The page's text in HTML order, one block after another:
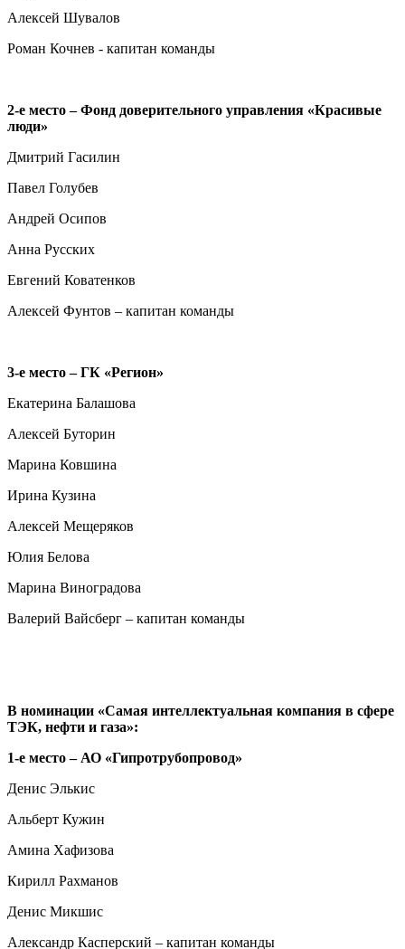
Алексей Шувалов
Роман Кочнев - капитан команды
2-е место – Фонд доверительного управления «Красивые
люди»
Дмитрий Гасилин
Павел Голубев
Андрей Осипов
Анна Русских
Евгений Коватенков
Алексей Фунтов – капитан команды
3-е место – ГК «Регион»
Екатерина Балашова
Алексей Буторин
Марина Ковшина
Ирина Кузина
Алексей Мещеряков
Юлия Белова
Марина Виноградова
Валерий Вайсберг – капитан команды
В номинации «Самая интеллектуальная компания в сфере
ТЭК, нефти и газа»:
1-е место – АО «Гипротрубопровод»
Денис Элькис
Альберт Кужин
Амина Хафизова
Кирилл Рахманов
Денис Микшис
Александр Касперский – капитан команды